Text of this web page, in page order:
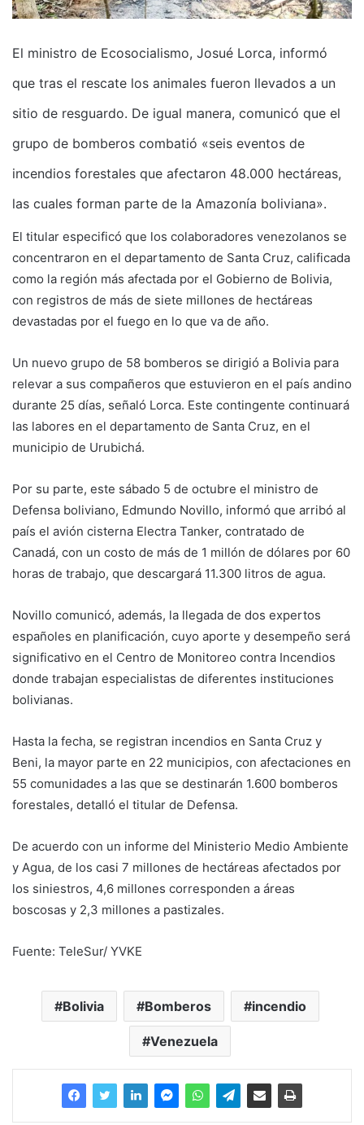
El ministro de Ecosocialismo, Josué Lorca, informó
que tras el rescate los animales fueron llevados a un
sitio de resguardo. De igual manera, comunicó que el
grupo de bomberos combatió «seis eventos de
incendios forestales que afectaron 48.000 hectáreas,
las cuales forman parte de la Amazonía boliviana».
El titular especificó que los colaboradores venezolanos se
concentraron en el departamento de Santa Cruz, calificada
como la región más afectada por el Gobierno de Bolivia,
con registros de más de siete millones de hectáreas
devastadas por el fuego en lo que va de año.
Un nuevo grupo de 58 bomberos se dirigió a Bolivia para
relevar a sus compañeros que estuvieron en el país andino
durante 25 días, señaló Lorca. Este contingente continuará
las labores en el departamento de Santa Cruz, en el
municipio de Urubichá.
Por su parte, este sábado 5 de octubre el ministro de
Defensa boliviano, Edmundo Novillo, informó que arribó al
país el avión cisterna Electra Tanker, contratado de
Canadá, con un costo de más de 1 millón de dólares por 60
horas de trabajo, que descargará 11.300 litros de agua.
Novillo comunicó, además, la llegada de dos expertos
españoles en planificación, cuyo aporte y desempeño será
significativo en el Centro de Monitoreo contra Incendios
donde trabajan especialistas de diferentes instituciones
bolivianas.
Hasta la fecha, se registran incendios en Santa Cruz y
Beni, la mayor parte en 22 municipios, con afectaciones en
55 comunidades a las que se destinarán 1.600 bomberos
forestales, detalló el titular de Defensa.
De acuerdo con un informe del Ministerio Medio Ambiente
y Agua, de los casi 7 millones de hectáreas afectados por
los siniestros, 4,6 millones corresponden a áreas
boscosas y 2,3 millones a pastizales.
Fuente: TeleSur/ YVKE
Bolivia Bomberos incendio
Venezuela